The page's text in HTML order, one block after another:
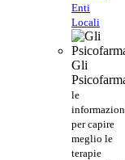
Enti
Locali
Gli
le
per capire
meglio le
terapie